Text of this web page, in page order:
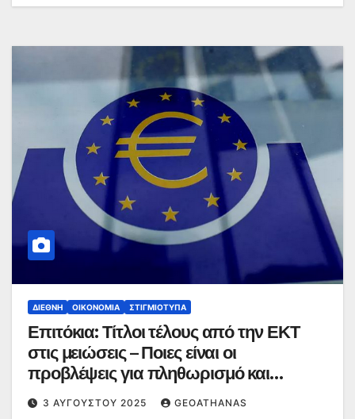
ΔΙΕΘΝΉ ΟΙΚΟΝΟΜΊΑ ΣΤΙΓΜΙΌΤΥΠΑ
Επιτόκια: Τίτλοι τέλους από την ΕΚΤ
στις μειώσεις – Ποιες είναι οι
προβλέψεις για πληθωρισμό και
ανάπτυξη
3 ΑΥΓΟΎΣΤΟΥ 2025 GEOATHANAS